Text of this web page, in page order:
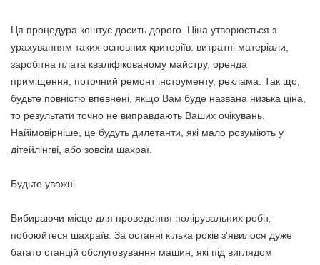
Ця процедура коштує досить дорого. Ціна утворюється з
урахуванням таких основних критеріїв: витратні матеріали,
заробітна плата кваліфікованому майстру, оренда
приміщення, поточний ремонт інструменту, реклама. Так що,
будьте повністю впевнені, якщо Вам буде названа низька ціна,
то результати точно не виправдають Ваших очікувань.
Найімовірніше, це будуть дилетанти, які мало розуміють у
дітейлінгві, або зовсім шахраї.
Будьте уважні
Вибираючи місце для проведення полірувальних робіт,
побоюйтеся шахраїв. За останні кілька років з'явилося дуже
багато станцій обслуговування машин, які під виглядом